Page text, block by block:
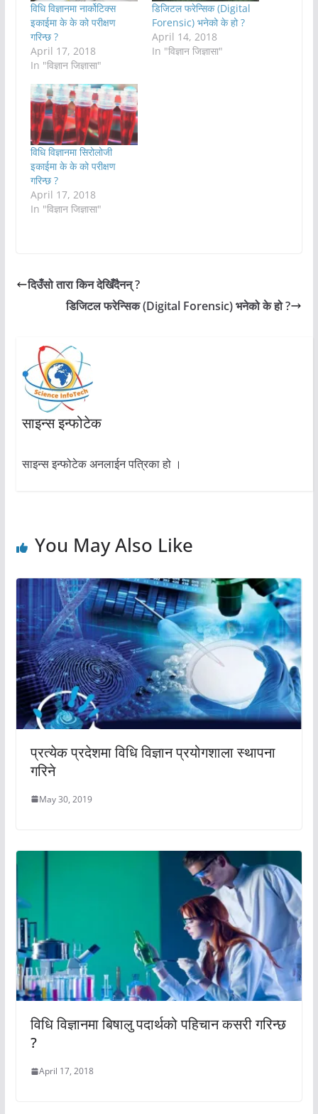
विधि विज्ञानमा नार्कोटिक्स
इकाईमा के के को परीक्षण
गरिन्छ ?
April 17, 2018
In "विज्ञान जिज्ञासा"
डिजिटल फरेन्सिक (Digital
Forensic) भनेको के हो ?
April 14, 2018
In "विज्ञान जिज्ञासा"
विधि विज्ञानमा सिरोलोजी
इकाईमा के के को परीक्षण
गरिन्छ ?
April 17, 2018
In "विज्ञान जिज्ञासा"
दिउँसो तारा किन देखिँदैनन् ?
डिजिटल फरेन्सिक (Digital Forensic) भनेको के हो ?
साइन्स इन्फोटेक
साइन्स इन्फोटेक अनलाईन पत्रिका हो ।
You May Also Like
प्रत्येक प्रदेशमा विधि विज्ञान प्रयोगशाला स्थापना
गरिने
May 30, 2019
विधि विज्ञानमा बिषालु पदार्थको पहिचान कसरी गरिन्छ
?
April 17, 2018